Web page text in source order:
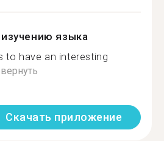
языка
to have an interesting
Скачать приложение